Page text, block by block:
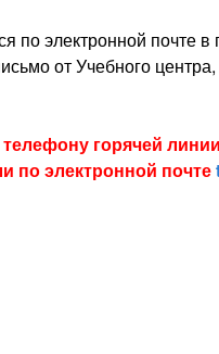
по электронной почте
от Учебного
горячей линии
по электронной почте